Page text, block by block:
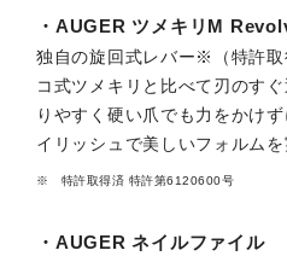
・AUGER ツメキリM
独自の旋回式レバー※（特許
コ式ツメキリと比べて刃のす
りやすく硬い爪でも力をかけ
イリッシュで美しいフォルムを
特許取得済 特許第6120600号
・AUGER ネイルファイル